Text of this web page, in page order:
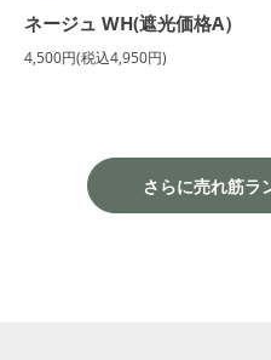
ネージュ WH(遮光価格A）
4,500円(税込4,950円)
さらに売れ筋ラ